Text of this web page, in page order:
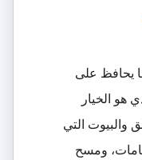
يحافظ على
هو الخيار
والبيوت التي
ومسح